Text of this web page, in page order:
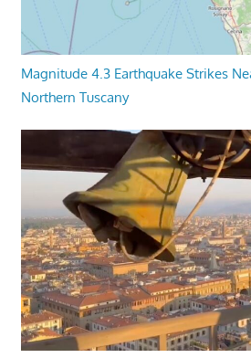
Magnitude 4.3 Earthquake Strikes
Northern Tuscany